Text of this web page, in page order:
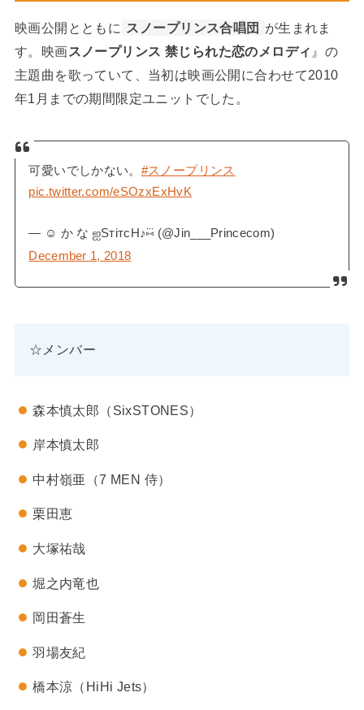
映画公開とともに スノープリンス合唱団
が生まれま
す。映画スノープリンス 禁じられた恋のメロディ 』の
主題曲を歌っていて、当初は映画公開に合わせて2010
年1月までの期間限定ユニットでした。
可愛いでしかない。 #スノープリンス
pic.twitter.com/eSOzxExHvK
— ☺︎ か な ஐSтiтcH♪⑅⃛ (@Jin___Princecom)
December 1, 2018
☆メンバー
森本慎太郎（SixSTONES）
岸本慎太郎
中村嶺亜（7 MEN 侍）
栗田恵
大塚祐哉
堀之内竜也
岡田蒼生
羽場友紀
橋本涼（HiHi Jets）